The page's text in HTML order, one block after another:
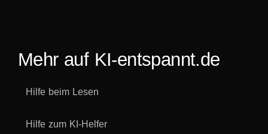
Mehr auf KI-entspannt.de
Hilfe beim Lesen
Hilfe zum KI-Helfer